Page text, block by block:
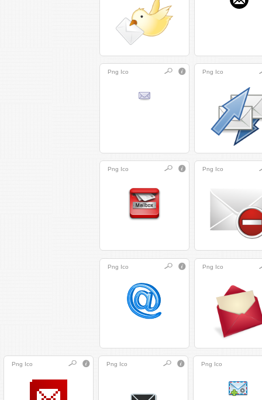
Png Ico Png Ico
Png Ico Png Ico
Png Ico Png Ico
Png Ico Png Ico Png Ico